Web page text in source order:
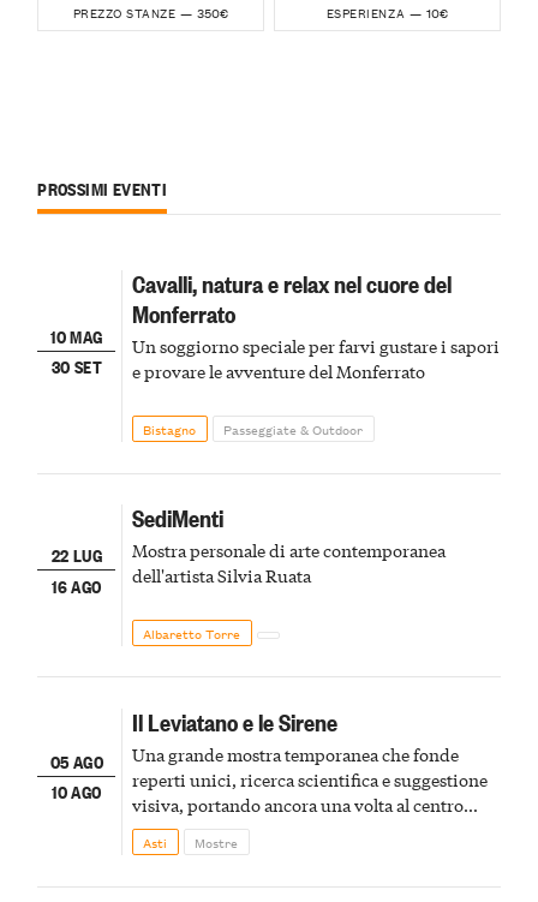
PREZZO STANZE — 350€ ESPERIENZA — 10€
PROSSIMI EVENTI
10 MAG
30 SET
Cavalli, natura e relax nel cuore del
Monferrato
Un soggiorno speciale per farvi gustare i sapori
e provare le avventure del Monferrato
Bistagno Passeggiate & Outdoor
22 LUG
16 AGO
SediMenti
Mostra personale di arte contemporanea
dell'artista Silvia Ruata
Albaretto Torre
05 AGO
10 AGO
Il Leviatano e le Sirene
Una grande mostra temporanea che fonde
reperti unici, ricerca scientifica e suggestione
visiva, portando ancora una volta al centro
della scena le meraviglie del passato astigiano
Asti Mostre